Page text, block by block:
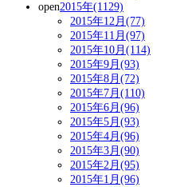
open2015年(1129)
2015年12月(77)
2015年11月(97)
2015年10月(114)
2015年9月(93)
2015年8月(72)
2015年7月(110)
2015年6月(96)
2015年5月(93)
2015年4月(96)
2015年3月(90)
2015年2月(95)
2015年1月(96)